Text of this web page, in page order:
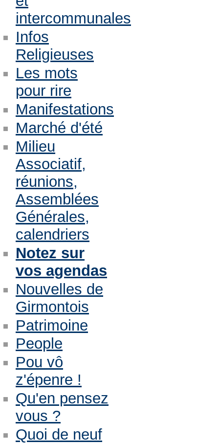
intercommunales
Infos
Religieuses
Les mots
pour rire
Manifestations
Marché d'été
Milieu
Associatif,
réunions,
Assemblées
Générales,
calendriers
Notez sur
vos agendas
Nouvelles de
Girmontois
Patrimoine
People
Pou vô
z'épenre !
Qu'en pensez
vous ?
Quoi de neuf